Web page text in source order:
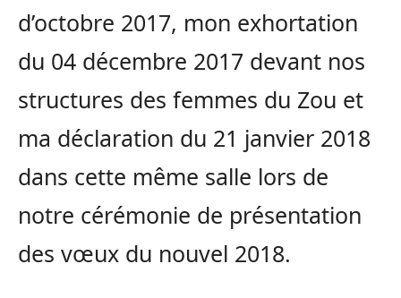
d’octobre 2017, mon exhortation
du 04 décembre 2017 devant nos
structures des femmes du Zou et
ma déclaration du 21 janvier 2018
dans cette même salle lors de
notre cérémonie de présentation
des vœux du nouvel 2018.